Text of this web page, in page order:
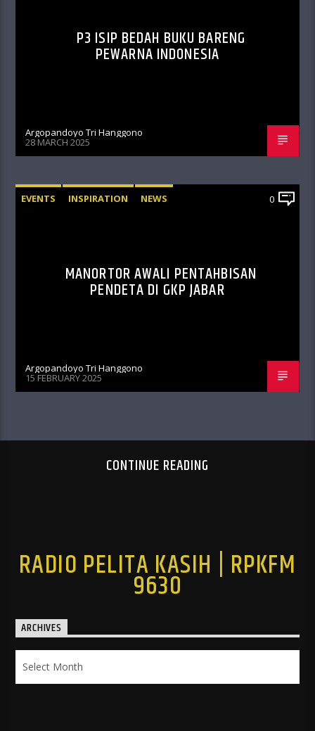
P3 ISIP BEDAH BUKU BARENG
PEWARNA INDONESIA
Argopandoyo Tri Hanggono
28 MARCH 2025
EVENTS INSPIRATION
NEWS
0
MANORTOR AWALI PENTAHBISAN
PENDETA DI GKP JABAR
Argopandoyo Tri Hanggono
15 FEBRUARY 2025
CONTINUE READING
RADIO PELITA KASIH | RPKFM
9630
ARCHIVES